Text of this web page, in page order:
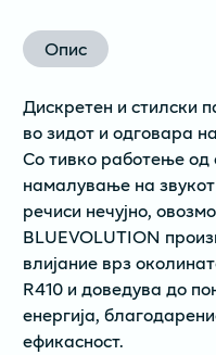
Опис
Дискретен и стилски
во зидот и одговара
Со тивко работење од
намалување на
речиси нечујно,
BLUEVOLUTION
влијание врз
R410 и доведува до
енергија,
ефикасност.